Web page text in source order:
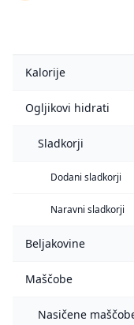
Kalorije
Ogljikovi hidrati
Sladkorji
Dodani sladkorji
Naravni sladkorji
Beljakovine
Maščobe
Nasičene